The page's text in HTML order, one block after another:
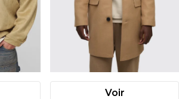
Voir